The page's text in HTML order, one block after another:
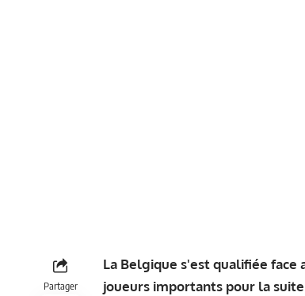
Partager
La Belgique s'est qualifiée
joueurs importants pour la